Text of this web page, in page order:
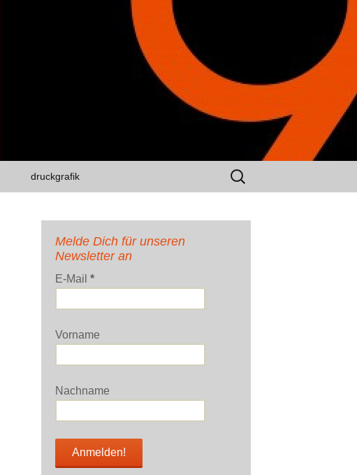
druckgrafik
Suchen
nach:
Melde Dich für unseren
Newsletter an
E-Mail *
Vorname
Nachname